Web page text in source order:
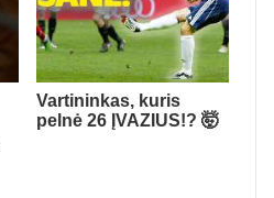
Vartininkas, kuris
pelnė 26 ĮVAZIUS!? 🤯